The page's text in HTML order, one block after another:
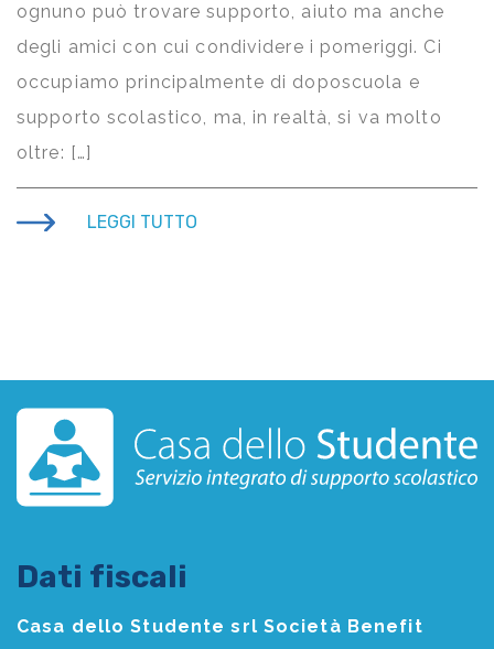
ognuno può trovare supporto, aiuto ma anche
degli amici con cui condividere i pomeriggi. Ci
occupiamo principalmente di doposcuola e
supporto scolastico, ma, in realtà, si va molto
oltre: […]
LEGGI TUTTO
Dati fiscali
Casa dello Studente srl Società Benefit